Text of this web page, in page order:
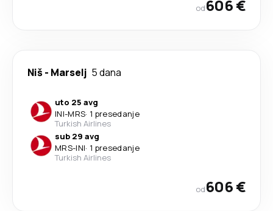
od606 €
Niš - Marselj 5 dana
uto 25 avg
INI-MRS· 1 presedanje
Turkish Airlines
sub 29 avg
MRS-INI· 1 presedanje
Turkish Airlines
od606 €